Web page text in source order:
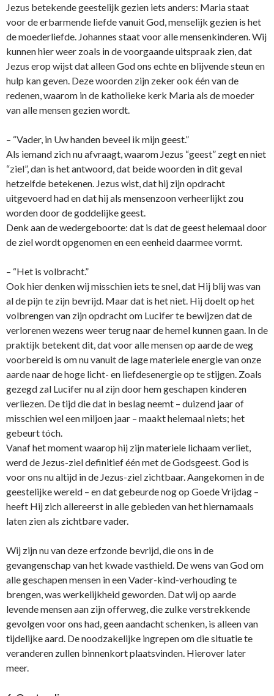
Jezus betekende geestelijk gezien iets anders: Maria staat
voor de erbarmende liefde vanuit God, menselijk gezien is het
de moederliefde. Johannes staat voor alle mensenkinderen. Wij
kunnen hier weer zoals in de voorgaande uitspraak zien, dat
Jezus erop wijst dat alleen God o­ns echte en blijvende steun en
hulp kan geven. Deze woorden zijn zeker ook één van de
redenen, waarom in de katholieke kerk Maria als de moeder
van alle mensen gezien wordt.
– “Vader, in Uw handen beveel ik mijn geest.”
Als iemand zich nu afvraagt, waarom Jezus “geest” zegt en niet
“ziel”, dan is het antwoord, dat beide woorden in dit geval
hetzelfde betekenen. Jezus wist, dat hij zijn opdracht
uitgevoerd had en dat hij als mensenzoon verheerlijkt zou
worden door de goddelijke geest.
Denk aan de wedergeboorte: dat is dat de geest helemaal door
de ziel wordt opgenomen en een eenheid daarmee vormt.
– “Het is volbracht.”
Ook hier denken wij misschien iets te snel, dat Hij blij was van
al de pijn te zijn bevrijd. Maar dat is het niet. Hij doelt op het
volbrengen van zijn opdracht om Lucifer te bewijzen dat de
verlorenen wezens weer terug naar de hemel kunnen gaan. In de
praktijk betekent dit, dat voor alle mensen op aarde de weg
voorbereid is om nu vanuit de lage materiele energie van o­nze
aarde naar de hoge licht- en liefdesenergie op te stijgen. Zoals
gezegd zal Lucifer nu al zijn door hem geschapen kinderen
verliezen. De tijd die dat in beslag neemt – duizend jaar of
misschien wel een miljoen jaar – maakt helemaal niets; het
gebeurt tóch.
Vanaf het moment waarop hij zijn materiele lichaam verliet,
werd de Jezus-ziel definitief één met de Godsgeest. God is
voor o­ns nu altijd in de Jezus-ziel zichtbaar. Aangekomen in de
geestelijke wereld – en dat gebeurde nog op Goede Vrijdag –
heeft Hij zich allereerst in alle gebieden van het hiernamaals
laten zien als zichtbare vader.
Wij zijn nu van deze erfzonde bevrijd, die o­ns in de
gevangenschap van het kwade vasthield. De wens van God om
alle geschapen mensen in een Vader-kind-verhouding te
brengen, was werkelijkheid geworden. Dat wij op aarde
levende mensen aan zijn offerweg, die zulke verstrekkende
gevolgen voor o­ns had, geen aandacht schenken, is alleen van
tijdelijke aard. De noodzakelijke ingrepen om die situatie te
veranderen zullen binnenkort plaatsvinden. Hierover later
meer.